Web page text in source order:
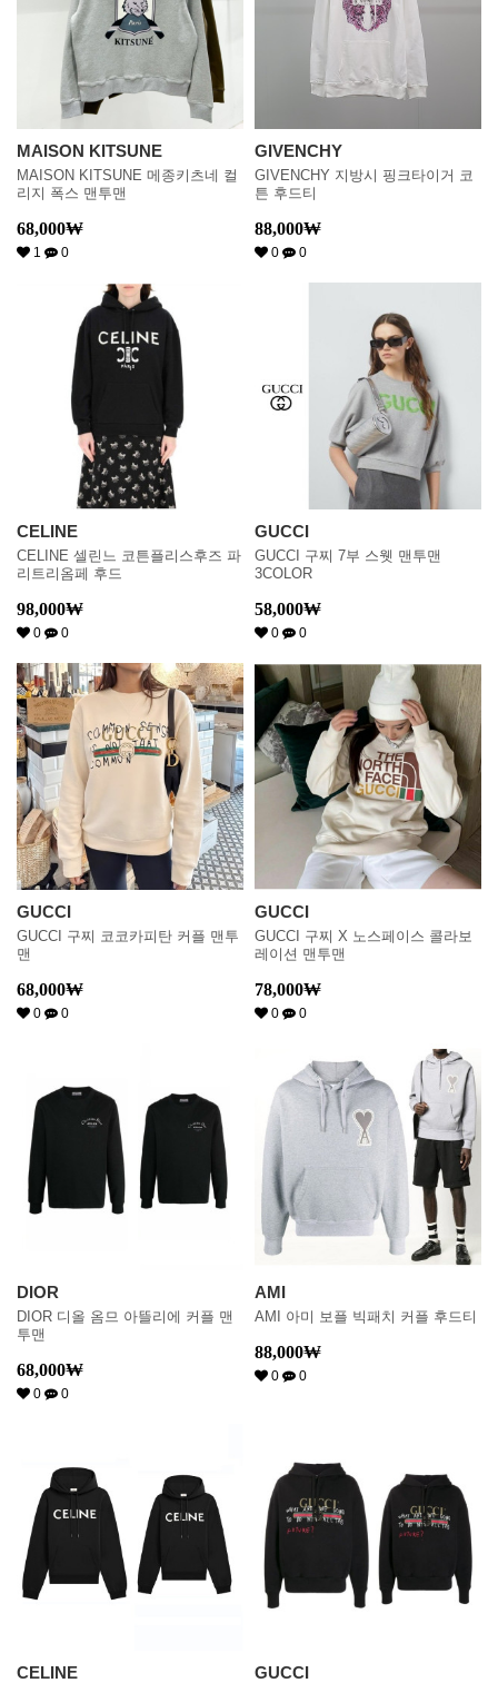
MAISON KITSUNE
MAISON KITSUNE 메종키츠네 컬
리지 폭스 맨투맨
68,000₩
1 0
GIVENCHY
GIVENCHY 지방시 핑크타이거 코
튼 후드티
88,000₩
0 0
CELINE
CELINE 셀린느 코튼플리스후즈 파
리트리옴페 후드
98,000₩
0 0
GUCCI
GUCCI 구찌 7부 스웻 맨투맨
3COLOR
58,000₩
0 0
GUCCI
GUCCI 구찌 코코카피탄 커플 맨투
맨
68,000₩
0 0
GUCCI
GUCCI 구찌 X 노스페이스 콜라보
레이션 맨투맨
78,000₩
0 0
DIOR
DIOR 디올 옴므 아뜰리에 커플 맨
투맨
68,000₩
0 0
AMI
AMI 아미 보플 빅패치 커플 후드티
88,000₩
0 0
CELINE GUCCI